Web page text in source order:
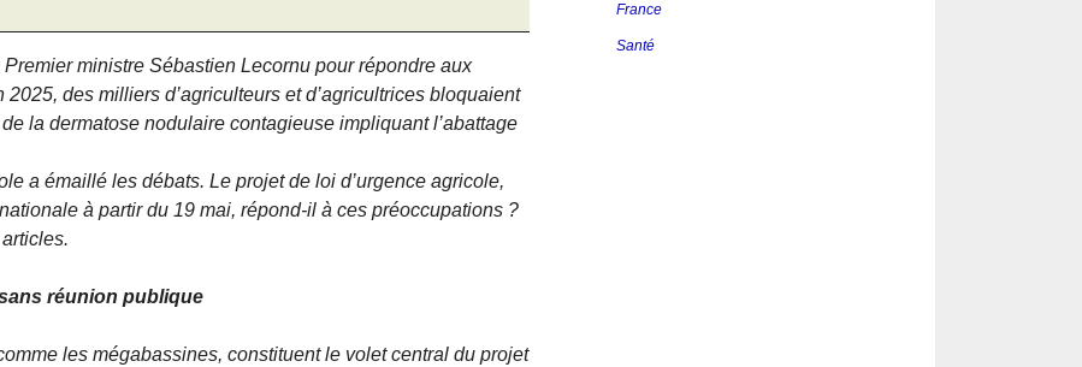
ministre Sébastien Lecornu pour répondre aux
des milliers d’agriculteurs et d’agricultrices bloquaient
la dermatose nodulaire contagieuse impliquant l’abattage
a émaillé les débats. Le projet de loi d’urgence agricole,
à partir du 19 mai, répond-il à ces préoccupations ?
réunion publique
les mégabassines, constituent le volet central du projet
France
Santé